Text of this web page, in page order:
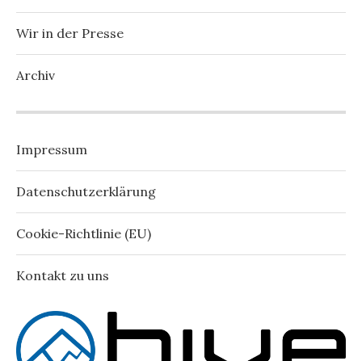
Wir in der Presse
Archiv
Impressum
Datenschutzerklärung
Cookie-Richtlinie (EU)
Kontakt zu uns